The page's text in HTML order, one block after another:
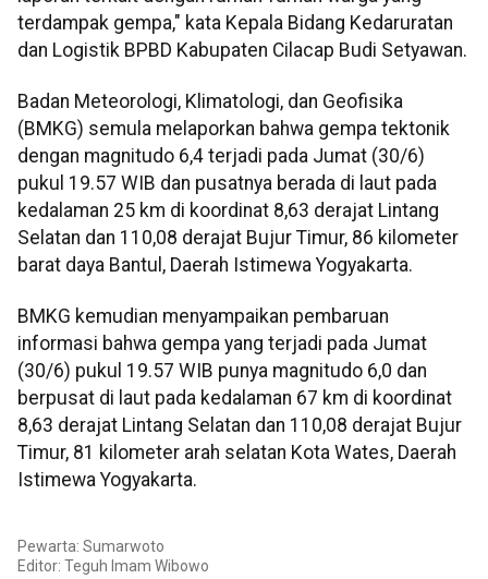
terdampak gempa," kata Kepala Bidang Kedaruratan
dan Logistik BPBD Kabupaten Cilacap Budi Setyawan.
Badan Meteorologi, Klimatologi, dan Geofisika
(BMKG) semula melaporkan bahwa gempa tektonik
dengan magnitudo 6,4 terjadi pada Jumat (30/6)
pukul 19.57 WIB dan pusatnya berada di laut pada
kedalaman 25 km di koordinat 8,63 derajat Lintang
Selatan dan 110,08 derajat Bujur Timur, 86 kilometer
barat daya Bantul, Daerah Istimewa Yogyakarta.
BMKG kemudian menyampaikan pembaruan
informasi bahwa gempa yang terjadi pada Jumat
(30/6) pukul 19.57 WIB punya magnitudo 6,0 dan
berpusat di laut pada kedalaman 67 km di koordinat
8,63 derajat Lintang Selatan dan 110,08 derajat Bujur
Timur, 81 kilometer arah selatan Kota Wates, Daerah
Istimewa Yogyakarta.
Pewarta: Sumarwoto
Editor: Teguh Imam Wibowo